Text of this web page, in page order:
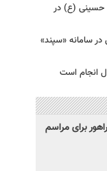
حسینی (ع) در
سامانه «سپند»
برای مراسم